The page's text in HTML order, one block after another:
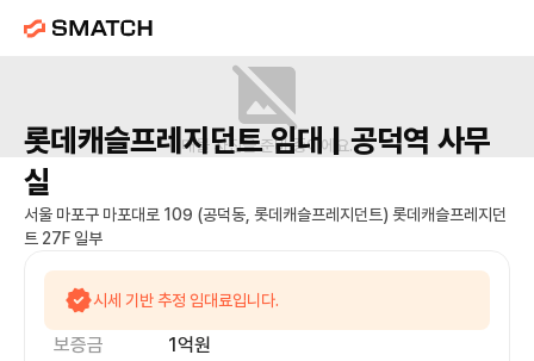
매물 사진을 준비 중이에요.
롯데캐슬프레지던트임대 | 공덕역 사무
실
서울 마포구 마포대로 109 (공덕동, 롯데캐슬프레지던트) 롯데캐슬프레지던
트 27F 일부
시세 기반 추정 임대료입니다.
보증금 1억원